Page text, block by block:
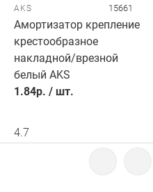
AKS 15661
Амортизатор крепление
крестообразное
накладной/врезной
белый AKS
1.84р. / шт.
4.7